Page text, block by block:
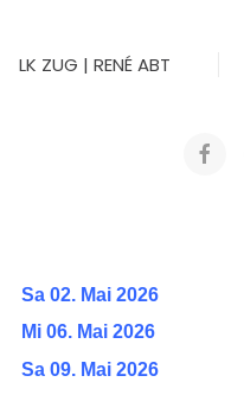
LK ZUG | RENÉ ABT
Sa 02. Mai 2026
Mi 06. Mai 2026
Sa 09. Mai 2026